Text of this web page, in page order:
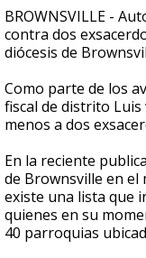
3
minutes,
4
seconds
BROWNSVILLE -
contra dos
diócesis de
Como parte de los
fiscal de distrito Luis
menos a dos
En la reciente
de Brownsville en el
existe una lista que
quienes en su
40 parroquias